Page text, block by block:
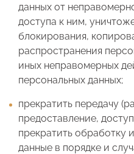
данных от
доступа к ним,
блокирования,
распространения
иных неправомерных
персональных данных;
прекратить передачу
предоставление,
прекратить обработку
данные в порядке и